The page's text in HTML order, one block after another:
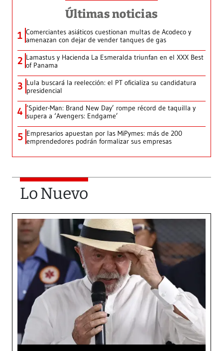
Últimas noticias
1 Comerciantes asiáticos cuestionan multas de Acodeco y
amenazan con dejar de vender tanques de gas
2 Lamastus y Hacienda La Esmeralda triunfan en el XXX Best
of Panama
3 Lula buscará la reelección: el PT oficializa su candidatura
presidencial
4 ‘Spider-Man: Brand New Day’ rompe récord de taquilla y
supera a ‘Avengers: Endgame’
5 Empresarios apuestan por las MiPymes: más de 200
emprendedores podrán formalizar sus empresas
Lo Nuevo